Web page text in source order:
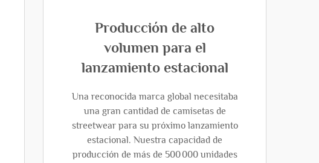
Producción de alto
volumen para el
lanzamiento estacional
Una reconocida marca global necesitaba
una gran cantidad de camisetas de
streetwear para su próximo lanzamiento
estacional. Nuestra capacidad de
producción de más de 500 000 unidades